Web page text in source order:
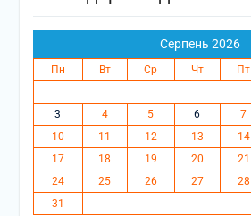
Серпень 2026
Пн Вт Ср Чт Пт
3
4 5 6 7
10
11 12 13 14
17
18 19 20 21
24
25 26 27 28
31